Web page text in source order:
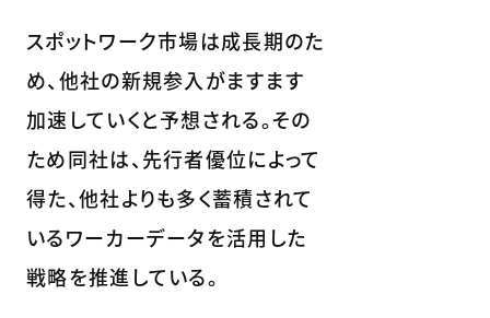
スポットワーク市場は成長期のた
め、他社の新規参入がますます
加速していくと予想される。その
ため同社は、先行者優位によって
得た、他社よりも多く蓄積されて
いるワーカーデータを活用した
戦略を推進している。